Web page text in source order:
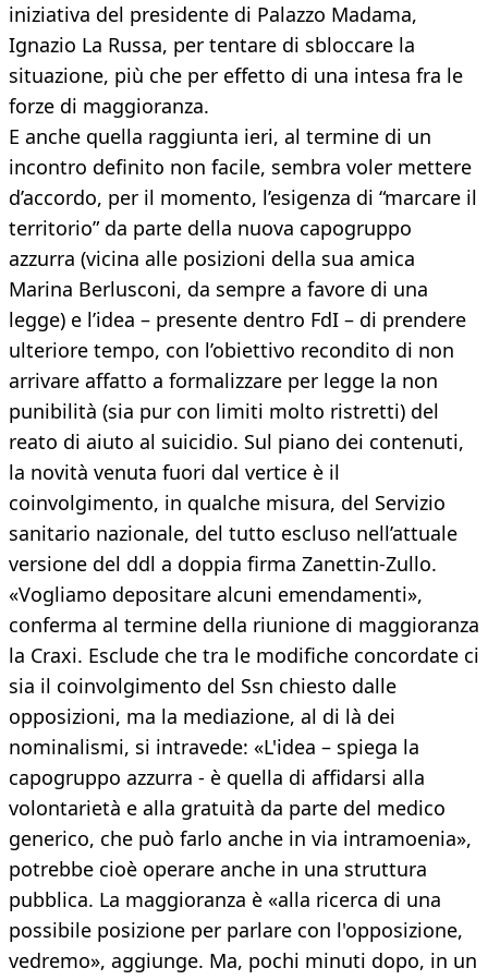
iniziativa del presidente di Palazzo Madama,
Ignazio La Russa, per tentare di sbloccare la
situazione, più che per effetto di una intesa fra le
forze di maggioranza.
E anche quella raggiunta ieri, al termine di un
incontro definito non facile, sembra voler mettere
d’accordo, per il momento, l’esigenza di “marcare il
territorio” da parte della nuova capogruppo
azzurra (vicina alle posizioni della sua amica
Marina Berlusconi, da sempre a favore di una
legge) e l’idea – presente dentro FdI – di prendere
ulteriore tempo, con l’obiettivo recondito di non
arrivare affatto a formalizzare per legge la non
punibilità (sia pur con limiti molto ristretti) del
reato di aiuto al suicidio. Sul piano dei contenuti,
la novità venuta fuori dal vertice è il
coinvolgimento, in qualche misura, del Servizio
sanitario nazionale, del tutto escluso nell’attuale
versione del ddl a doppia firma Zanettin-Zullo.
«Vogliamo depositare alcuni emendamenti»,
conferma al termine della riunione di maggioranza
la Craxi. Esclude che tra le modifiche concordate ci
sia il coinvolgimento del Ssn chiesto dalle
opposizioni, ma la mediazione, al di là dei
nominalismi, si intravede: «L'idea – spiega la
capogruppo azzurra - è quella di affidarsi alla
volontarietà e alla gratuità da parte del medico
generico, che può farlo anche in via intramoenia»,
potrebbe cioè operare anche in una struttura
pubblica. La maggioranza è «alla ricerca di una
possibile posizione per parlare con l'opposizione,
vedremo», aggiunge. Ma, pochi minuti dopo, in un